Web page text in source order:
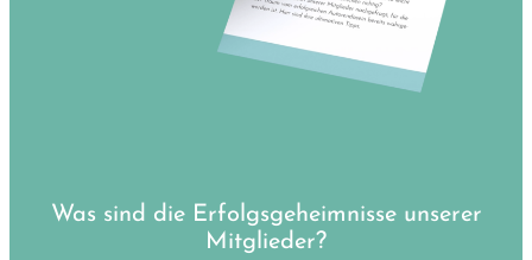
Was sind die Erfolgsgeheimnisse unserer
Mitglieder?